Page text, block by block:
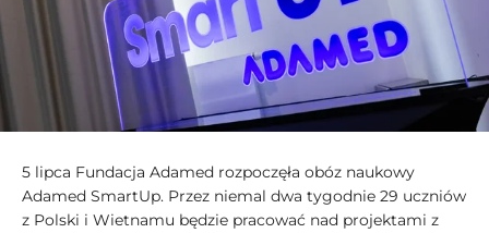
5 lipca Fundacja Adamed rozpoczęła obóz naukowy
Adamed SmartUp. Przez niemal dwa tygodnie 29 uczniów
z Polski i Wietnamu będzie pracować nad projektami z